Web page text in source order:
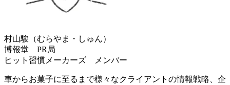
村山駿（むらやま・しゅん）
博報堂 PR局
ヒット習慣メーカーズ メンバー
車からお菓子に至るまで様々なクライアントの情報戦略、企